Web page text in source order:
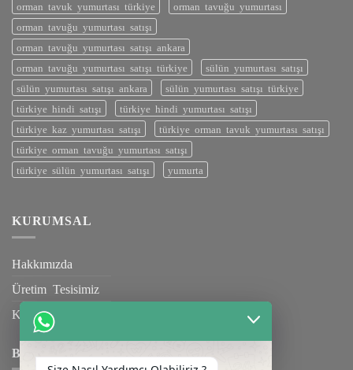
orman tavuk yumurtası türkiye
orman tavuğu yumurtası
orman tavuğu yumurtası satışı
orman tavuğu yumurtası satışı ankara
orman tavuğu yumurtası satışı türkiye
sülün yumurtası satışı
sülün yumurtası satışı ankara
sülün yumurtası satışı türkiye
türkiye hindi satışı
türkiye hindi yumurtası satışı
türkiye kaz yumurtası satışı
türkiye orman tavuk yumurtası satışı
türkiye orman tavuğu yumurtası satışı
türkiye sülün yumurtası satışı
yumurta
KURUMSAL
Hakkımızda
Üretim Tesisimiz
Kalite Belgelerimiz
BILGILENDIRME